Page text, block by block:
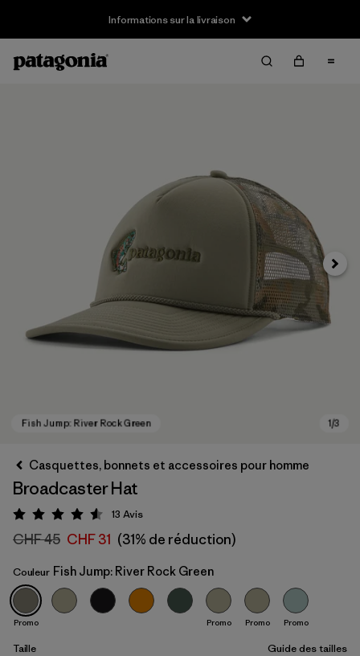
Informations sur la livraison
Fish Jump: River Rock Green
Casquettes, bonnets et accessoires pour homme
Broadcaster Hat
Évaluation: 4.5 / 5
13 Avis
CHF 45 CHF 31 (31% de réduction)
Couleur Fish Jump: River Rock Green
Promo Promo Promo Promo
Taille Guide des tailles